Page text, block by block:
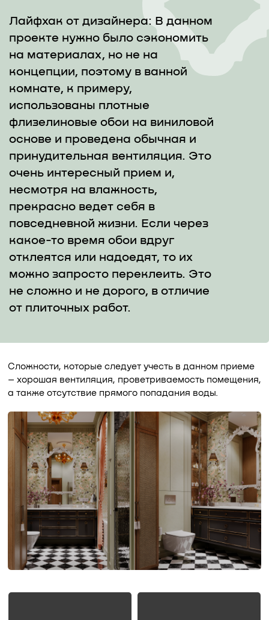
Лайфхак от дизайнера: В данном
проекте нужно было сэкономить
на материалах, но не на
концепции, поэтому в ванной
комнате, к примеру,
использованы плотные
флизелиновые обои на виниловой
основе и проведена обычная и
принудительная вентиляция. Это
очень интересный прием и,
несмотря на влажность,
прекрасно ведет себя в
повседневной жизни. Если через
какое-то время обои вдруг
отклеятся или надоедят, то их
можно запросто переклеить. Это
не сложно и не дорого, в отличие
от плиточных работ.
Сложности, которые следует учесть в данном приеме
– хорошая вентиляция, проветриваемость помещения,
а также отсутствие прямого попадания воды.